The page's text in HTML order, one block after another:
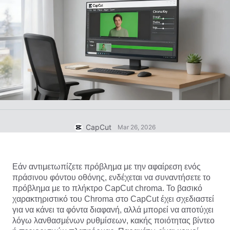
Αυτόματες λεζάντες
Πρότυπα για λεζάντες
Αναγνώριση ομιλίας
Μείωση θορύβου
Εικόνα
Τρόπος ζωής και vlog
Προσαρμοσμένος σχεδιασμός
Περισσότερα
Οδηγοί βήμα προς βήμα
Κορυφαίες επιλογές
Τάσεις και συμβουλές για πρότυπα
Περισσότερα
Πρότυπα κλάδων
Πρότυπα ανασκόπησης
Κέντρο εμπιστοσύνης
Κέντρο βοήθειας
Αίθουσα τύπου
Σχετικά με τους Όρους χρήσης υπηρεσίας του CapCut
Dreamina Seedance 2.0 Launch
Άνοιγμα CapCut
CapCut Mar 26, 2026
Εάν αντιμετωπίζετε πρόβλημα με την αφαίρεση ενός
πράσινου φόντου οθόνης, ενδέχεται να συναντήσετε το
πρόβλημα με το πλήκτρο CapCut chroma. Το βασικό
χαρακτηριστικό του Chroma στο CapCut έχει σχεδιαστεί
για να κάνει τα φόντα διαφανή, αλλά μπορεί να αποτύχει
λόγω λανθασμένων ρυθμίσεων, κακής ποιότητας βίντεο